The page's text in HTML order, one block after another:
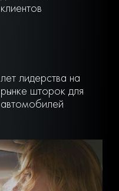
клиентов
лет лидерства на
рынке шторок для
автомобилей